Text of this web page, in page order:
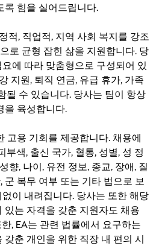
록 힘을 실어드립니다.
적, 직업적, 지역 사회 복지를 강조
로 균형 잡힌 삶을 지원합니다. 당
에 따라 맞춤형으로 구성되어 있
지원, 퇴직 연금, 유급 휴가, 가족
될 수 있습니다. 당사는 팀이 항상
을 육성합니다.
고용 기회를 제공합니다. 채용에
부색, 출신 국가, 혈통, 성별, 성 정
향, 나이, 유전 정보, 종교, 장애, 질
군 복무 여부 또는 기타 법으로 보
이 내려집니다. 당사는 또한 해당
있는 자격을 갖춘 지원자도 채용
, EA는 관련 법률에서 요구하는
춘 개인을 위한 직장 내 편의 시